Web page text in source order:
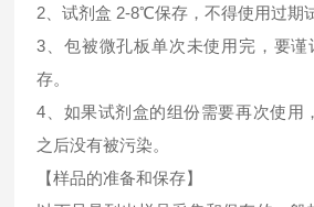
2、试剂盒 2-8℃保存，不得使用过期
3、包被微孔板单次未使用完，要
存。
4、如果试剂盒的组份需要再次使用
之后没有被污染。
【样品的准备和保存】